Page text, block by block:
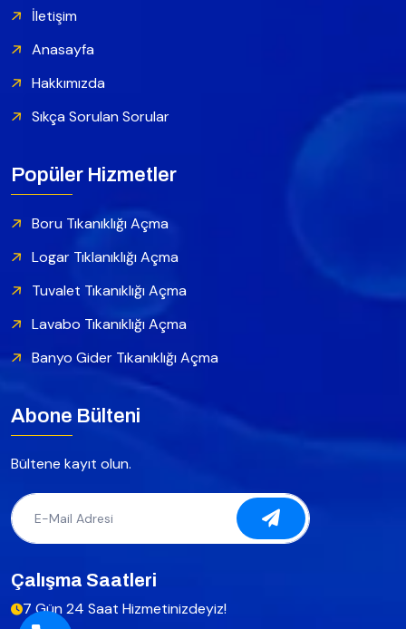
İletişim
Anasayfa
Hakkımızda
Sıkça Sorulan Sorular
Popüler Hizmetler
Boru Tıkanıklığı Açma
Logar Tıklanıklığı Açma
Tuvalet Tıkanıklığı Açma
Lavabo Tıkanıklığı Açma
Banyo Gider Tıkanıklığı Açma
Abone Bülteni
Bültene kayıt olun.
Çalışma Saatleri
7 Gün 24 Saat Hizmetinizdeyiz!